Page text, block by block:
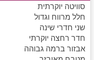
חדרים לפי שעה ברמת הגולן
סוויטה יוקרתית
חלל מרווח וגדול
שני חדרי שינה
חדר רחצה יוקרתי
אבזור ברמה גבוהה